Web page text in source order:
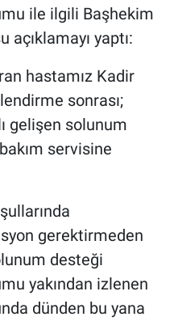
ile ilgili Başhekim
açıklamayı yaptı:
hastamız Kadir
sonrası;
gelişen solunum
servisine
gerektirmeden
desteği
yakından izlenen
dünden bu yana